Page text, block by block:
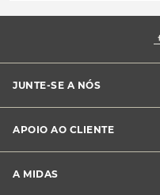
JUNTE-SE A NÓS
Franchising Midas
APOIO AO CLIENTE
Livro de Reclamações
A MIDAS